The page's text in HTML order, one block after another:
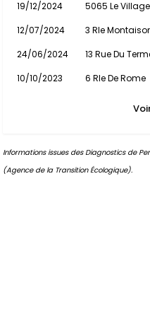
19/12/2024
5065 Le Village
12/07/2024
3 Rle
24/06/2024
13 Rue Du
10/10/2023
6 Rle De Rome
Informations issues des Diagnostics de
(Agence de la Transition Écologique).